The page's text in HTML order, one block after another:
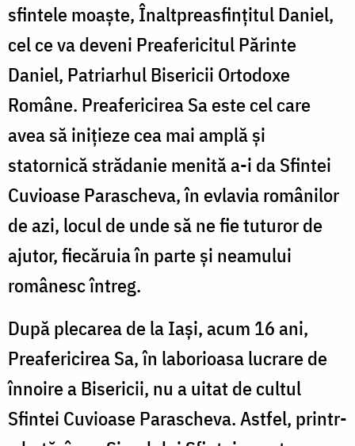
sfintele moaște, Înaltpreasfințitul Daniel,
cel ce va deveni Preafericitul Părinte
Daniel, Patriarhul Bisericii Ortodoxe
Române. Preafericirea Sa este cel care
avea să iniţieze cea mai amplă şi
statornică strădanie menită a-i da Sfintei
Cuvioase Parascheva, în evlavia românilor
de azi, locul de unde să ne fie tuturor de
ajutor, fiecăruia în parte şi neamului
românesc întreg.
După plecarea de la Iași, acum 16 ani,
Preafericirea Sa, în laborioasa lucrare de
înnoire a Bisericii, nu a uitat de cultul
Sfintei Cuvioase Parascheva. Astfel, printr-